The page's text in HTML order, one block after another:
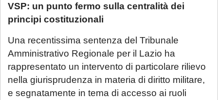
VSP: un punto fermo sulla centralità dei
principi costituzionali
Una recentissima sentenza del Tribunale
Amministrativo Regionale per il Lazio ha
rappresentato un intervento di particolare rilievo
nella giurisprudenza in materia di diritto militare,
e segnatamente in tema di accesso ai ruoli